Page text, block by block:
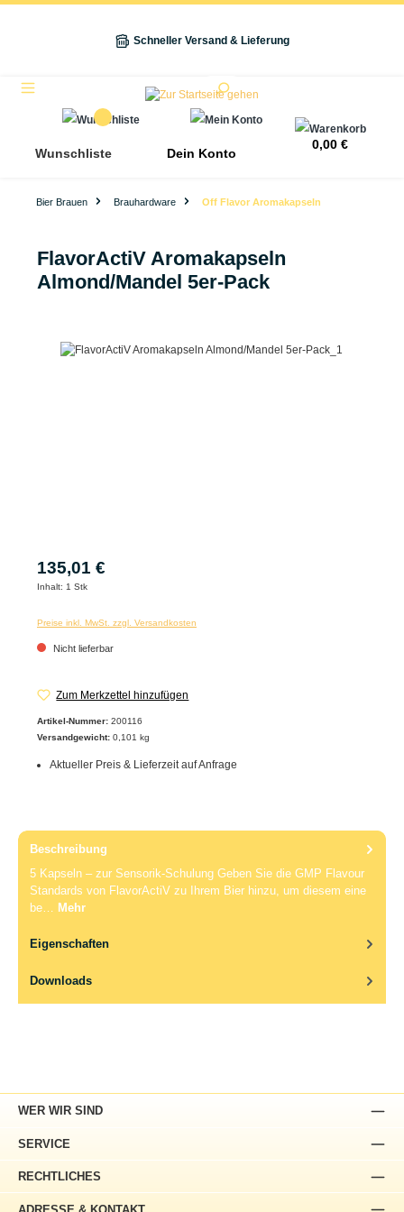
Schneller Versand & Lieferung
Wunschliste Dein Konto
0,00 €
Bier Brauen Brauhardware Off Flavor Aromakapseln
FlavorActiV Aromakapseln
Almond/Mandel 5er-Pack
Bildergalerie überspringen
135,01 €
Inhalt: 1 Stk
Preise inkl. MwSt. zzgl. Versandkosten
Nicht lieferbar
Zum Merkzettel hinzufügen
Artikel-Nummer: 200116
Versandgewicht: 0,101 kg
Aktueller Preis & Lieferzeit auf Anfrage
Beschreibung
5 Kapseln – zur Sensorik-Schulung Geben Sie die GMP Flavour
Standards von FlavorActiV zu Ihrem Bier hinzu, um diesem eine
be… Mehr
Eigenschaften
Downloads
ADRESSE & KONTAKT
WER WIR SIND
SERVICE
RECHTLICHES